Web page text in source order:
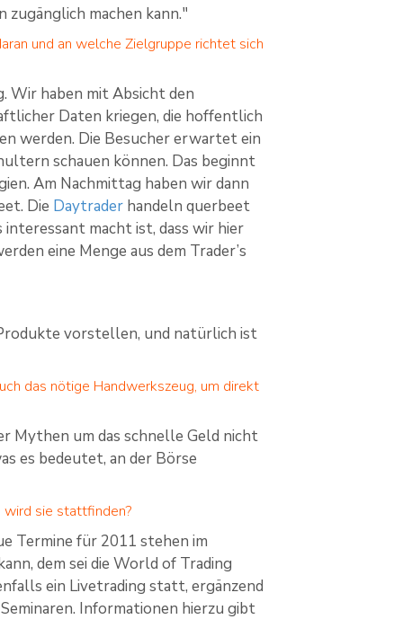
zugänglich machen kann."
und an welche Zielgruppe richtet sich
Wir haben mit Absicht den
Daten kriegen, die hoffentlich
werden. Die Besucher erwartet ein
schauen können. Das beginnt
Am Nachmittag haben wir dann
Die Daytrader handeln querbeet
macht ist, dass wir hier
eine Menge aus dem Trader’s
vorstellen, und natürlich ist
das nötige Handwerkszeug, um direkt
Mythen um das schnelle Geld nicht
es bedeutet, an der Börse
sie stattfinden?
Termine für 2011 stehen im
dem sei die World of Trading
ein Livetrading statt, ergänzend
Informationen hierzu gibt